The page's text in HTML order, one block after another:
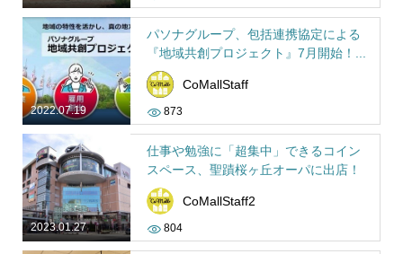
2022.07.19
パソナグループ、包括連携協定による
『地域共創プロジェクト』7月開始！...
CoMallStaff
873
2023.01.27
仕事や勉強に「超集中」できるコイン
スペース、聖蹟桜ヶ丘オーパに出店！
CoMallStaff2
804